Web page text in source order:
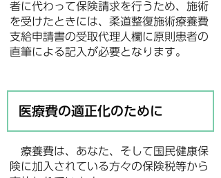
者に代わって保険請求を行うため、施術
を受けたときには、柔道整復施術療養費
支給申請書の受取代理人欄に原則患者の
直筆による記入が必要となります。
医療費の適正化のために
療養費は、あなた、そして国民健康保
険に加入されている方々の保険税等から